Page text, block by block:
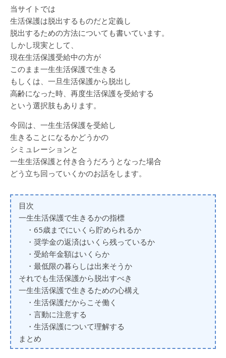
当サイトでは
生活保護は脱出するものだと定義し
脱出するための方法についても書いています。
しかし現実として、
現在生活保護受給中の方が
このまま一生生活保護で生きる
もしくは、一旦生活保護から脱出し
高齢になった時、再度生活保護を受給する
という選択肢もあります。
今回は、一生生活保護を受給し
生きることになるかどうかの
シミュレーションと
一生生活保護と付き合うだろうとなった場合
どう立ち回っていくかのお話をします。
目次
一生生活保護で生きるかの指標
・65歳までにいくら貯められるか
・奨学金の返済はいくら残っているか
・受給年金額はいくらか
・最低限の暮らしは出来そうか
それでも生活保護から脱出すべき
一生生活保護で生きるための心構え
・生活保護だからこそ働く
・言動に注意する
・生活保護について理解する
まとめ